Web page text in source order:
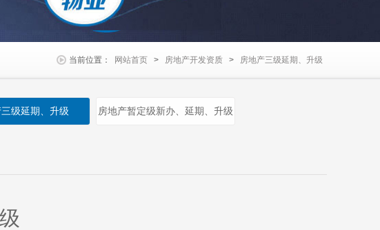
当前位置： 网站首页 > 房地产开发资质 > 房地产三级延期、升级
级延期、升级 房地产暂定级新办、延期、升级